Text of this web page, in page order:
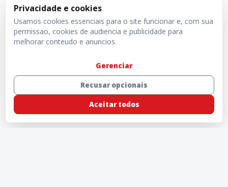
Privacidade e cookies
Usamos cookies essenciais para o site funcionar e, com sua
permissao, cookies de audiencia e publicidade para
melhorar conteudo e anuncios.
Gerenciar
Recusar opcionais
Aceitar todos